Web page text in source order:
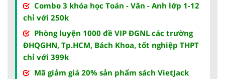
Combo 3 khóa học Toán - Văn - Anh lớp 1-12
chỉ với 250k
Phòng luyện 1000 đề VIP ĐGNL các trường
ĐHQGHN, Tp.HCM, Bách Khoa, tốt nghiệp THPT
chỉ với 399k
Mã giảm giá 20% sản phẩm sách VietJack